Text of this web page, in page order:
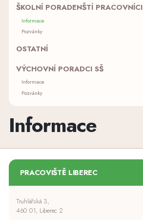
ŠKOLNÍ PORADENŠTÍ PRACOVNÍCI
Informace
Pozvánky
OSTATNÍ
VÝCHOVNÍ PORADCI SŠ
Informace
Pozvánky
Informace
PRACOVIŠTĚ LIBEREC
Truhlářská 3,
460 01, Liberec 2